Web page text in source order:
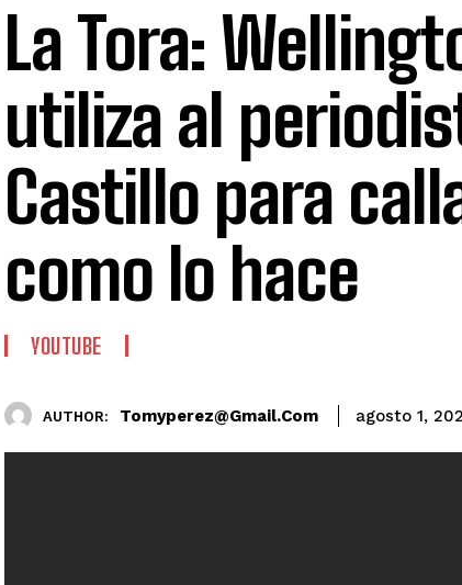
La Tora:
utiliza al
Castillo para
como lo hace
YOUTUBE
AUTHOR: Tomyperez@gmail.com agosto 1,